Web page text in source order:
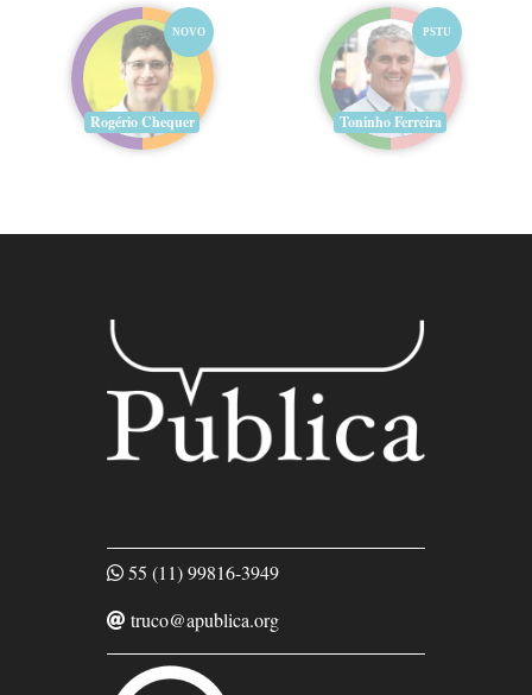
NOVO
Rogério Chequer
PSTU
Toninho Ferreira
55 (11) 99816-3949
truco@apublica.org